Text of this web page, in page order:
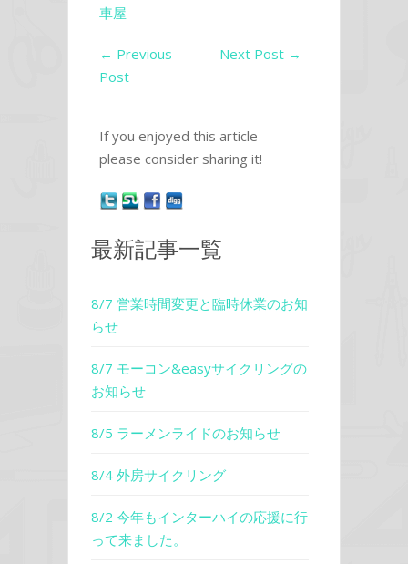
車屋
← Previous
Post
Next Post →
If you enjoyed this article
please consider sharing it!
最新記事一覧
8/7 営業時間変更と臨時休業のお知
らせ
8/7 モーコン&easyサイクリングの
お知らせ
8/5 ラーメンライドのお知らせ
8/4 外房サイクリング
8/2 今年もインターハイの応援に行
って来ました。